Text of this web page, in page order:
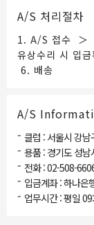
A/S 처리절차
1. A/S 접수 ＞
유상수리 시 입
6. 배송
A/S
- 클럽 : 서울시 강
- 용품 : 경기도 성
- 전화 : 02-508-
- 입금계좌 : 하나은
- 업무시간 : 평일